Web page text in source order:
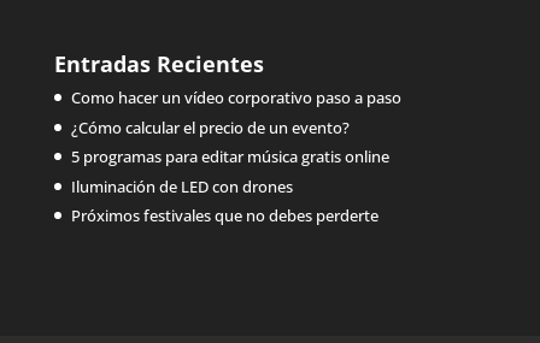
Entradas Recientes
Como hacer un vídeo corporativo paso a paso
¿Cómo calcular el precio de un evento?
5 programas para editar música gratis online
Iluminación de LED con drones
Próximos festivales que no debes perderte